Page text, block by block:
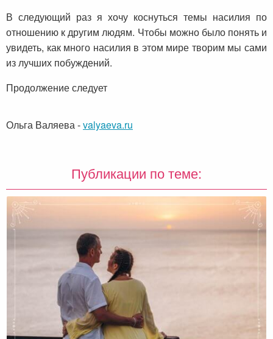
В следующий раз я хочу коснуться темы насилия по
отношению к другим людям. Чтобы можно было понять и
увидеть, как много насилия в этом мире творим мы сами
из лучших побуждений.
Продолжение следует
Ольга Валяева-valyaeva.ru
Публикации по теме: